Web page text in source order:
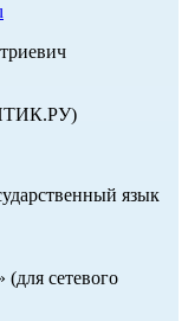
язык
сетевого